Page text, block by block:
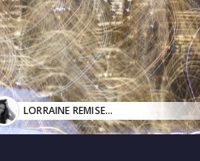
LORRAINE REMISE
| Photographie,